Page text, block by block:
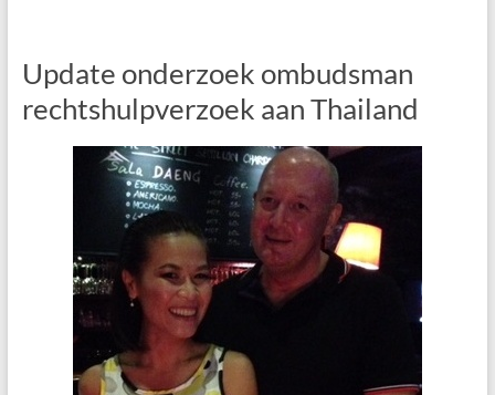
Update onderzoek ombudsman
rechtshulpverzoek aan Thailand